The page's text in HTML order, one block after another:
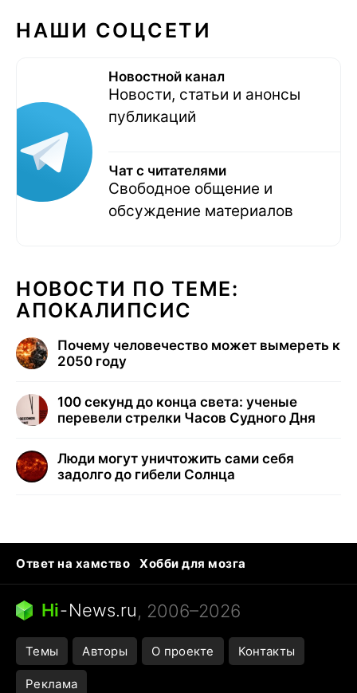
НАШИ СОЦСЕТИ
Новостной канал
Новости, статьи и анонсы
публикаций
Чат с читателями
Свободное общение и
обсуждение материалов
НОВОСТИ ПО ТЕМЕ:
АПОКАЛИПСИС
Почему человечество может вымереть к
2050 году
100 секунд до конца света: ученые
перевели стрелки Часов Судного Дня
Люди могут уничтожить сами себя
задолго до гибели Солнца
Ответ на хамство
Хобби для мозга
Бензин 100 и 95
Тунцы в океанариуме
Следующая пандемия
Hi-News.ru, 2006–2026
Темы Авторы О проекте Контакты
Реклама